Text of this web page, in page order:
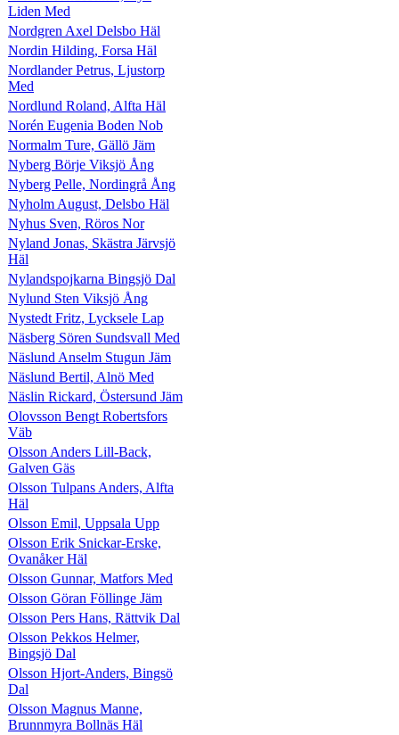
Liden Med
Nordgren Axel Delsbo Häl
Nordin Hilding, Forsa Häl
Nordlander Petrus, Ljustorp
Med
Nordlund Roland, Alfta Häl
Norén Eugenia Boden Nob
Normalm Ture, Gällö Jäm
Nyberg Börje Viksjö Ång
Nyberg Pelle, Nordingrå Ång
Nyholm August, Delsbo Häl
Nyhus Sven, Röros Nor
Nyland Jonas, Skästra Järvsjö
Häl
Nylandspojkarna Bingsjö Dal
Nylund Sten Viksjö Ång
Nystedt Fritz, Lycksele Lap
Näsberg Sören Sundsvall Med
Näslund Anselm Stugun Jäm
Näslund Bertil, Alnö Med
Näslin Rickard, Östersund Jäm
Olovsson Bengt Robertsfors
Väb
Olsson Anders Lill-Back,
Galven Gäs
Olsson Tulpans Anders, Alfta
Häl
Olsson Emil, Uppsala Upp
Olsson Erik Snickar-Erske,
Ovanåker Häl
Olsson Gunnar, Matfors Med
Olsson Göran Föllinge Jäm
Olsson Pers Hans, Rättvik Dal
Olsson Pekkos Helmer,
Bingsjö Dal
Olsson Hjort-Anders, Bingsö
Dal
Olsson Magnus Manne,
Brunnmyra Bollnäs Häl